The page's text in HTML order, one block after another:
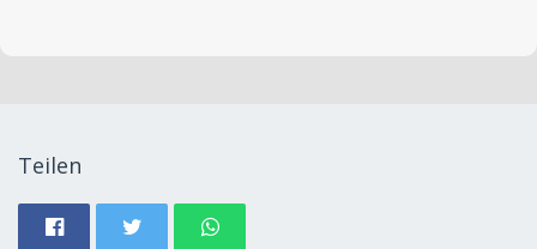
Teilen